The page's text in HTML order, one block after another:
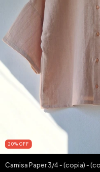
20% OFF
Camisa Paper 3/4 - (copia) -